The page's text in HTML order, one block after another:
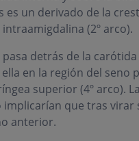
es un derivado de la
(2º arco).
pasa detrás de la
en la región del
superior (4º arco).
que tras virar
anterior.